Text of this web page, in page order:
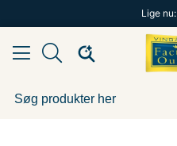
Lige nu: